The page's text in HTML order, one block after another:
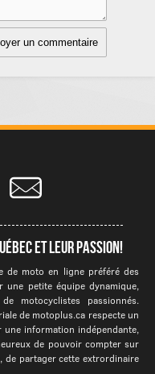
et leur passion!
de moto en ligne préféré des
une petite équipe dynamique,
motocyclistes passionnés.
de motoplus.ca respecte un
information indépendante,
de pouvoir compter sur
de partager cette extrordinaire